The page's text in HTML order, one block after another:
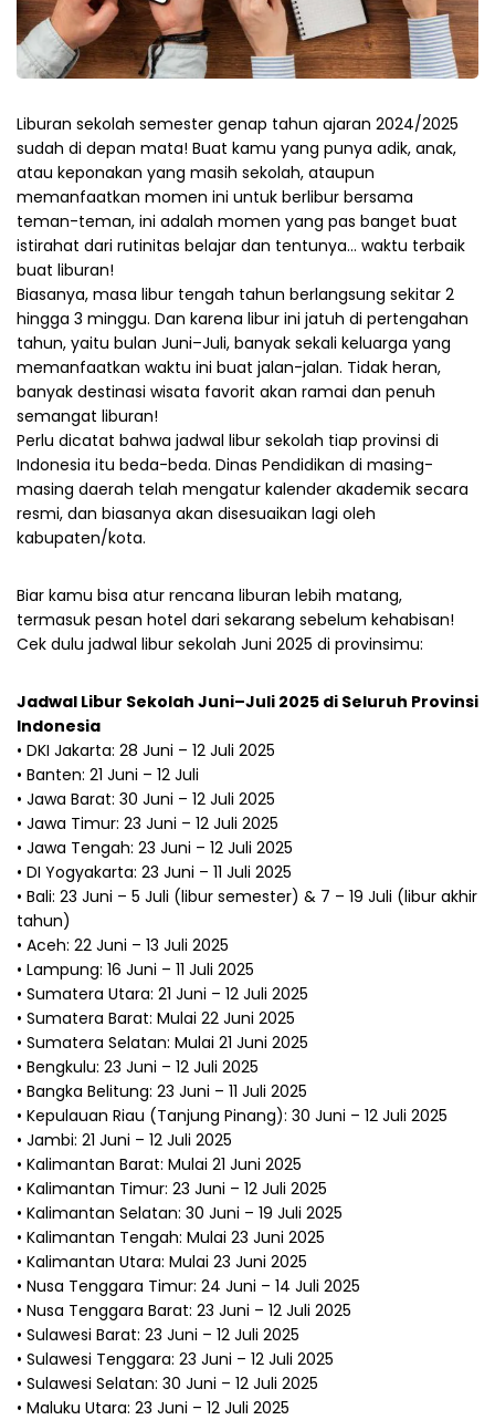
Liburan sekolah semester genap tahun ajaran 2024/2025
sudah di depan mata! Buat kamu yang punya adik, anak,
atau keponakan yang masih sekolah, ataupun
memanfaatkan momen ini untuk berlibur bersama
teman-teman, ini adalah momen yang pas banget buat
istirahat dari rutinitas belajar dan tentunya… waktu terbaik
buat liburan!
Biasanya, masa libur tengah tahun berlangsung sekitar 2
hingga 3 minggu. Dan karena libur ini jatuh di pertengahan
tahun, yaitu bulan Juni–Juli, banyak sekali keluarga yang
memanfaatkan waktu ini buat jalan-jalan. Tidak heran,
banyak destinasi wisata favorit akan ramai dan penuh
semangat liburan!
Perlu dicatat bahwa jadwal libur sekolah tiap provinsi di
Indonesia itu beda-beda. Dinas Pendidikan di masing-
masing daerah telah mengatur kalender akademik secara
resmi, dan biasanya akan disesuaikan lagi oleh
kabupaten/kota.
Biar kamu bisa atur rencana liburan lebih matang,
termasuk pesan hotel dari sekarang sebelum kehabisan!
Cek dulu jadwal libur sekolah Juni 2025 di provinsimu:
Jadwal Libur Sekolah Juni–Juli 2025 di Seluruh Provinsi
Indonesia
• DKI Jakarta: 28 Juni – 12 Juli 2025
• Banten: 21 Juni – 12 Juli
• Jawa Barat: 30 Juni – 12 Juli 2025
• Jawa Timur: 23 Juni – 12 Juli 2025
• Jawa Tengah: 23 Juni – 12 Juli 2025
• DI Yogyakarta: 23 Juni – 11 Juli 2025
• Bali: 23 Juni – 5 Juli (libur semester) & 7 – 19 Juli (libur akhir
tahun)
• Aceh: 22 Juni – 13 Juli 2025
• Lampung: 16 Juni – 11 Juli 2025
• Sumatera Utara: 21 Juni – 12 Juli 2025
• Sumatera Barat: Mulai 22 Juni 2025
• Sumatera Selatan: Mulai 21 Juni 2025
• Bengkulu: 23 Juni – 12 Juli 2025
• Bangka Belitung: 23 Juni – 11 Juli 2025
• Kepulauan Riau (Tanjung Pinang): 30 Juni – 12 Juli 2025
• Jambi: 21 Juni – 12 Juli 2025
• Kalimantan Barat: Mulai 21 Juni 2025
• Kalimantan Timur: 23 Juni – 12 Juli 2025
• Kalimantan Selatan: 30 Juni – 19 Juli 2025
• Kalimantan Tengah: Mulai 23 Juni 2025
• Kalimantan Utara: Mulai 23 Juni 2025
• Nusa Tenggara Timur: 24 Juni – 14 Juli 2025
• Nusa Tenggara Barat: 23 Juni – 12 Juli 2025
• Sulawesi Barat: 23 Juni – 12 Juli 2025
• Sulawesi Tenggara: 23 Juni – 12 Juli 2025
• Sulawesi Selatan: 30 Juni – 12 Juli 2025
• Maluku Utara: 23 Juni – 12 Juli 2025